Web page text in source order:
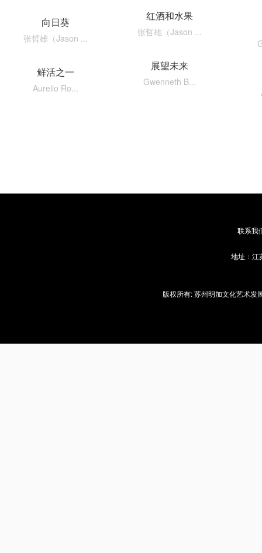
红酒和水果
张哲雄（Jason ...
向日葵
张哲雄（Jason ...
展望未来
Gwenneth B...
鲜活之一
Aurelio Ro...
联系我
地址：江
版权所有: 苏州明加文化艺术发